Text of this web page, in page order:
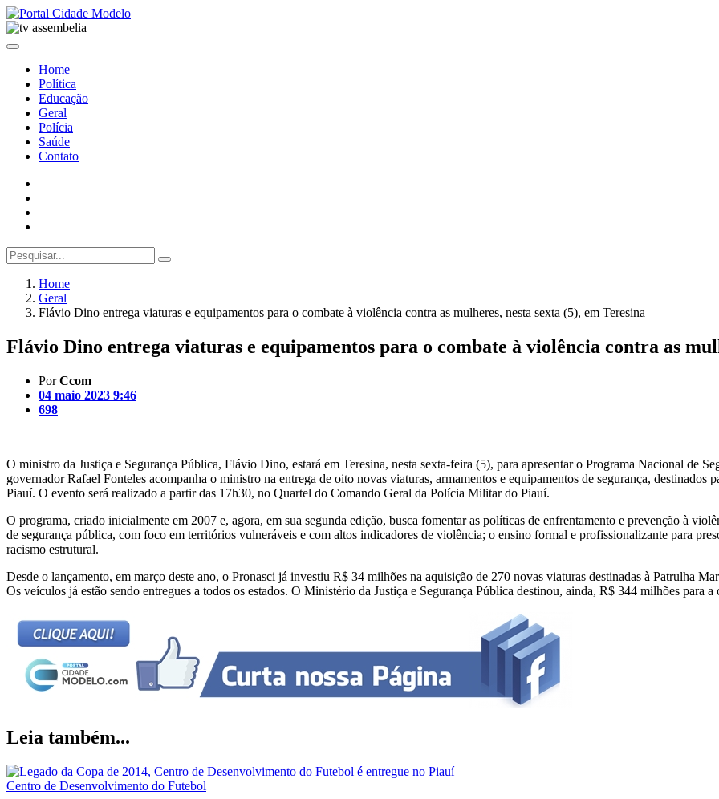
Home
Política
Educação
Geral
Polícia
Saúde
Contato
Home
Geral
Flávio Dino entrega viaturas e equipamentos para o combate à violência contra as mulheres, nesta sexta (5), em Teresina
Flávio Dino entrega viaturas e equipamentos para o combate à violência contra as
PorCcom
04 maio 2023 9:46
698
O ministro da Justiça e Segurança Pública, Flávio Dino, estará em Teresina, nesta sexta-feira (5), para apresentar o Programa Nacional de
governador Rafael Fonteles acompanha o ministro na entrega de oito novas viaturas, armamentos e equipamentos de segurança, destinados
Piauí. O evento será realizado a partir das 17h30, no Quartel do Comando Geral da Polícia Militar do Piauí.
O programa, criado inicialmente em 2007 e, agora, em sua segunda edição, busca fomentar as políticas de enfrentamento e prevenção à
de segurança pública, com foco em territórios vulneráveis e com altos indicadores de violência; o ensino formal e profissionalizante para
racismo estrutural.
Desde o lançamento, em março deste ano, o Pronasci já investiu R$ 34 milhões na aquisição de 270 novas viaturas destinadas à Patrulha
Os veículos já estão sendo entregues a todos os estados. O Ministério da Justiça e Segurança Pública destinou, ainda, R$ 344 milhões para
Leia também...
Centro de Desenvolvimento do Futebol